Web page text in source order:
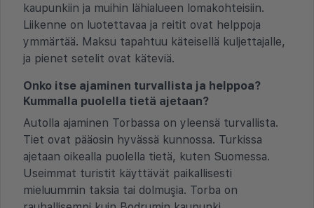
kaupunkiin ja muihin lähialueen lomakohteisiin.
Liikenne on luotettavaa ja reitit ovat helppoja
ymmärtää. Maksu tapahtuu käteisellä kuljettajalle,
ja pienet setelit ovat käteviä.
Onko itse ajaminen turvallista ja helppoa?
Kummalla puolella tietä ajetaan?
Autolla ajaminen Torbassa on yleensä turvallista.
Tiet ovat pääosin hyvässä kunnossa. Turkissa
ajetaan oikealla puolella tietä, kuten Suomessa.
Useimmat turistit käyttävät paikallisesti
mieluummin taksia tai dolmuşia. Torba on